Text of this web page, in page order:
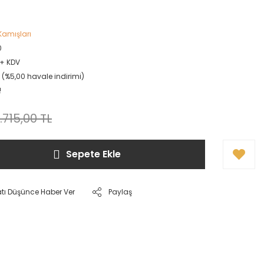
KDV
(%5,00 havale indirimi)
TL
Sepete Ekle
Düşünce Haber Ver Paylaş